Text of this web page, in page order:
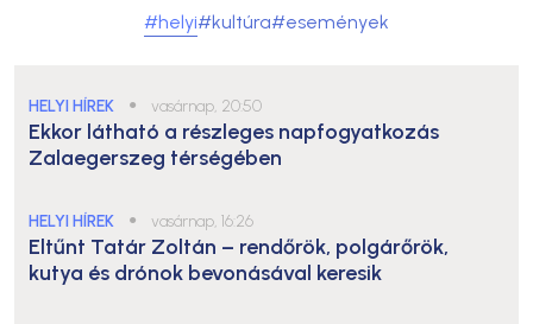
#helyi#kultúra#események
HELYI HÍREK ● vasárnap, 20:50
Ekkor látható a részleges napfogyatkozás
Zalaegerszeg térségében
HELYI HÍREK ● vasárnap, 16:26
Eltűnt Tatár Zoltán – rendőrök, polgárőrök,
kutya és drónok bevonásával keresik